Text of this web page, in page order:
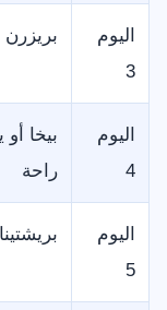
اليوم
3
بريزرن
اليوم
4
بيخا أو
راحة
اليوم
5
بريشتينا